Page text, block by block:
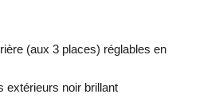
(aux 3 places) réglables en
extérieurs noir brillant